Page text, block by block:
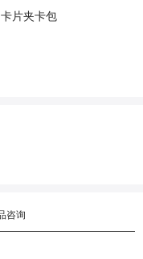
片夹卡包
咨询